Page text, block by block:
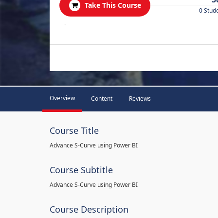
Take This Course
0
.
Overview Content Reviews
Course Title
Advance S-Curve using Power BI
Course Subtitle
Advance S-Curve using Power BI
Course Description